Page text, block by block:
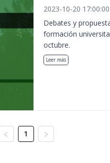
2023-10-20 17:00:00
Debates y
formación
octubre.
Leer más
1